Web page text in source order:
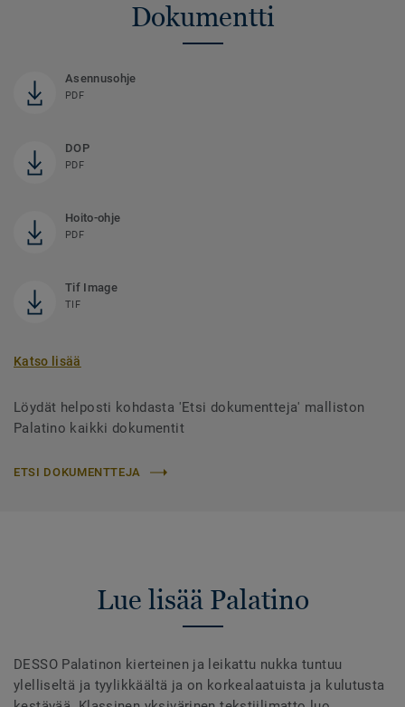
Dokumentti
Asennusohje
PDF
DOP
PDF
Hoito-ohje
PDF
Tif Image
TIF
Katso lisää
Löydät helposti kohdasta 'Etsi dokumentteja' malliston
Palatino kaikki dokumentit
ETSI DOKUMENTTEJA
Lue lisää Palatino
DESSO Palatinon kierteinen ja leikattu nukka tuntuu
ylelliseltä ja tyylikkäältä ja on korkealaatuista ja kulutusta